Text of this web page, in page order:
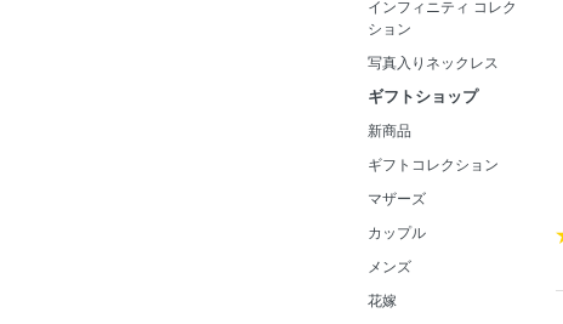
インフィニティ コレク
ション
写真入りネックレス
ギフトショップ
新商品
ギフトコレクション
マザーズ
カップル
メンズ
花嫁